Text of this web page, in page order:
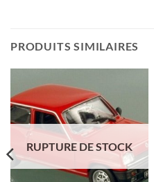
PRODUITS SIMILAIRES
RUPTURE DE STOCK